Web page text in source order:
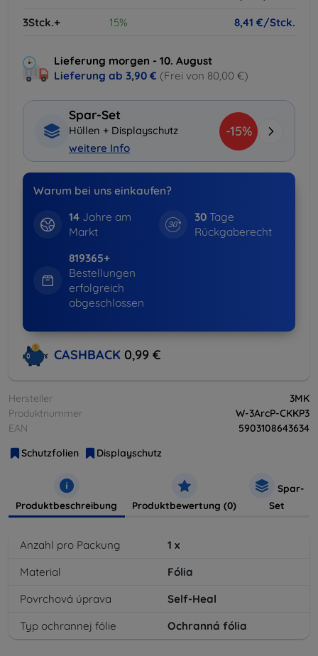
3Stck.+
15% 8,41 €/Stck.
Lieferung morgen - 10. August
Lieferung ab 3,90 € (Frei von 80,00 €)
Spar-Set
Hüllen + Displayschutz
weitere Info
-15%
Warum bei uns einkaufen?
14Jahre am
Markt
30 Tage
Rückgaberecht
819365+
Bestellungen
erfolgreich
abgeschlossen
CASHBACK 0,99 €
Hersteller
3MK
Produktnummer
W-3ArcP-CKKP3
EAN
5903108643634
Schutzfolien
Displayschutz
Produktbeschreibung Produktbewertung (0)
Spar-
Set
Anzahl pro Packung 1 x
Material
Fólia
Povrchová úprava
Self-Heal
Typ ochrannej fólie
Ochranná fólia